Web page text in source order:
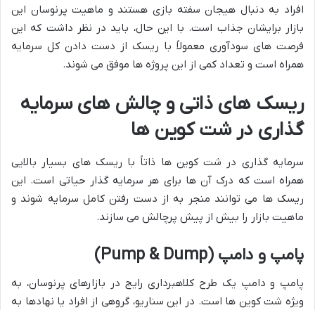
افراد به دنبال هیجان سفته بازی هستند و ماهیت پرنوسان این
بازار برایشان جذاب است. با این حال، باید در نظر داشت که این
فرصت های سودآوری معمولاً با ریسک از دست دادن کل سرمایه
همراه است و تعداد کمی از این پروژه ها موفق می شوند.
ریسک های ذاتی و چالش های سرمایه
گذاری در شت کوین ها
سرمایه گذاری در شت کوین ها ذاتاً با ریسک های بسیار بالایی
همراه است که درک آن ها برای هر سرمایه گذار حیاتی است. این
ریسک ها می توانند منجر به از دست رفتن کامل سرمایه شوند و
ماهیت بازار را بیش از پیش پرچالش می سازند.
پامپ و دامپ (Pump & Dump)
پامپ و دامپ یک طرح کلاهبرداری رایج در بازارهای پرنوسان، به
ویژه شت کوین ها است. در این سناریو، گروهی از افراد یا نهادها به